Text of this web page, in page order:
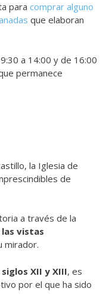
para comprar alguno
que elaboran
a 14:00 y de 16:00
permanece
la Iglesia de
de
a través de la
vistas
mirador.
XII y XIII, es
por el que ha sido